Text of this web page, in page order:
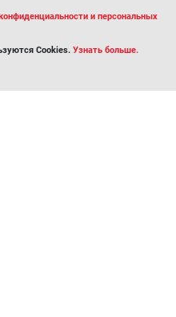
и персональных
Cookies. Узнать больше.